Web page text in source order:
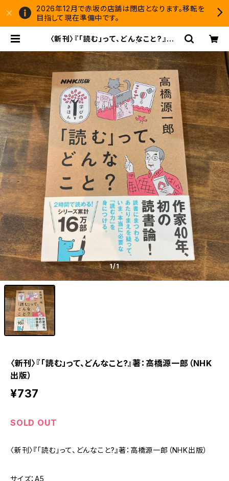
2026年12月で赤坂の店舗は閉店となります。移転を
目指して現在準備中です。
〈新刊〉『「読む」って、どんなこと?』著：
オン堂 書店
1/1
〈新刊〉『「読む」って、どんなこと?』著：高橋源一郎（NHK
出版）
¥737
SOLD OUT
〈新刊〉『「読む」って、どんなこと?』著：高橋源一郎（NHK出版）
サイズ：A5